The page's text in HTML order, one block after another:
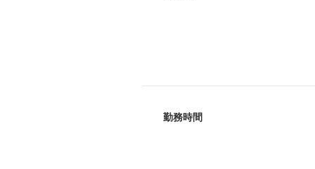
勤務時間